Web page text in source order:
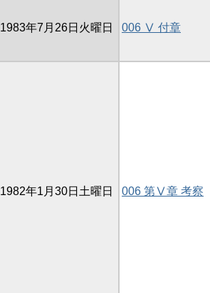
1983年7月26日火曜日 006 Ⅴ 付章
1982年1月30日土曜日 006 第Ⅴ章 考察